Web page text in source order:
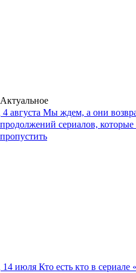
Актуальное
4 августа Мы ждем, а они
продолжений сериалов, которые
пропустить
14 июля Кто есть кто в сериале